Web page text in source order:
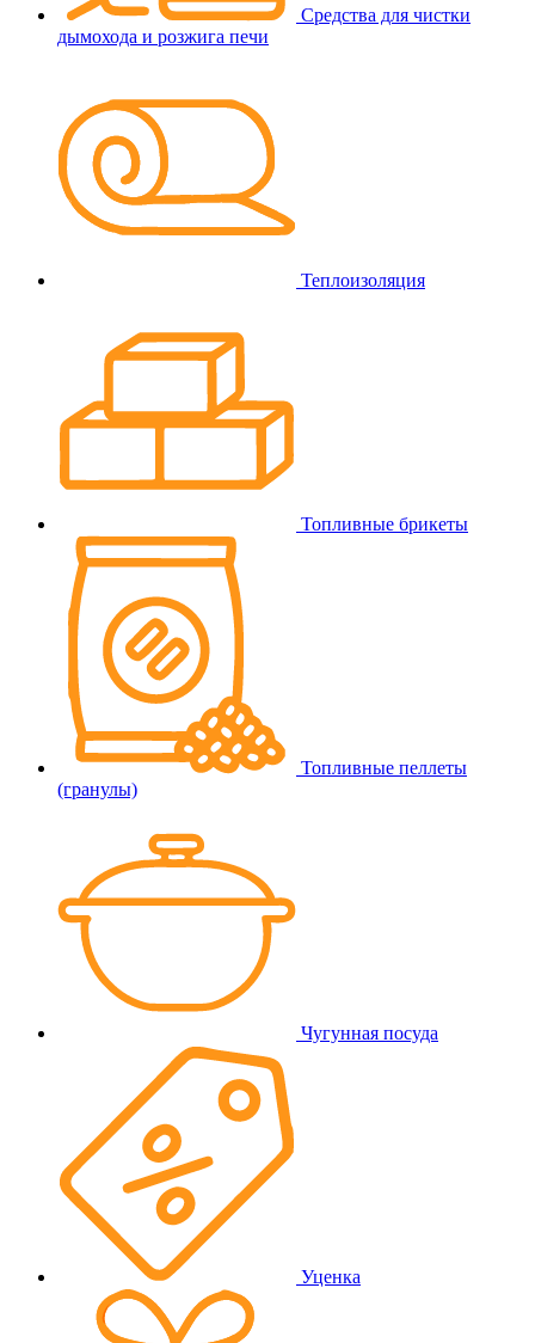
Средства для чистки
дымохода и розжига печи
Теплоизоляция
Топливные брикеты
Топливные пеллеты
(гранулы)
Чугунная посуда
Уценка